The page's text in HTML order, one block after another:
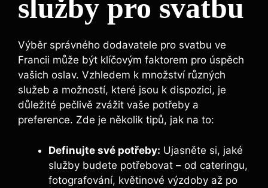
služby pro svatbu
Výběr správného dodavatele pro svatbu ve
Francii může být klíčovým faktorem pro úspěch
vašich oslav. Vzhledem k množství různých
služeb a možností, které jsou k dispozici, je
důležité pečlivě zvážit vaše potřeby a
preference. Zde je několik tipů, jak na to:
Definujte své potřeby: Ujasněte si, jaké
služby budete potřebovat – od cateringu,
fotografování, květinové výzdoby až po